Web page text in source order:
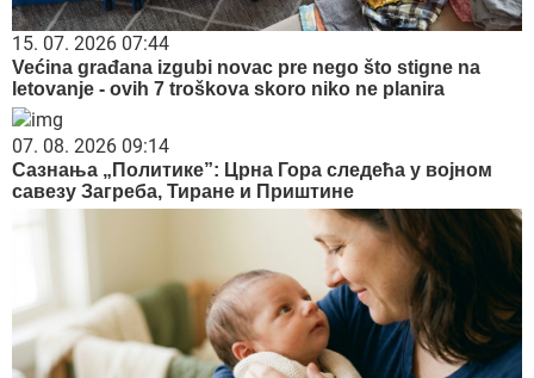
15. 07. 2026 07:44
Većina građana izgubi novac pre nego što stigne na
letovanje - ovih 7 troškova skoro niko ne planira
07. 08. 2026 09:14
Сазнања „Политике”: Црна Гора следећа у војном
савезу Загреба, Тиране и Приштине